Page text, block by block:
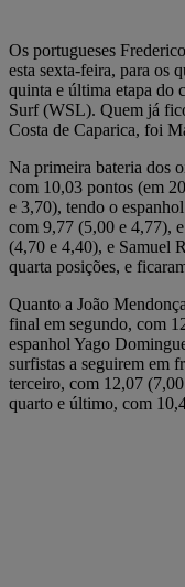
Os portugueses
esta sexta-feira, para os
quinta e última etapa do
Surf (WSL). Quem já
Costa de Caparica, foi
Na primeira bateria dos
com 10,03 pontos (em
e 3,70), tendo o
com 9,77 (5,00 e 4,77),
(4,70 e 4,40), e Samuel
quarta posições, e
Quanto a João
final em segundo, com
espanhol Yago
surfistas a seguirem em
terceiro, com 12,07
quarto e último, com